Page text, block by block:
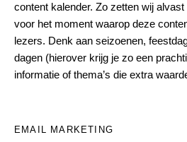
content kalender. Zo zetten wij
voor het moment waarop deze
lezers. Denk aan seizoenen,
dagen (hierover krijg je zo een
informatie of thema’s die extra
EMAIL MARKETING